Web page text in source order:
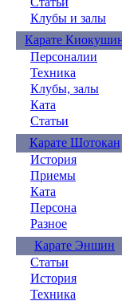
Клубы и залы
Карате
Персоналии
Техника
Клубы, залы
Ката
Статьи
Карате Шотокан
История
Приемы
Ката
Персона
Разное
Карате Эншин
Статьи
История
Техника